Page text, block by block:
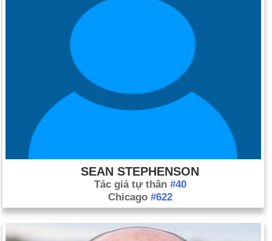
SEAN STEPHENSON
Tác giả tự thân #40
Chicago #622